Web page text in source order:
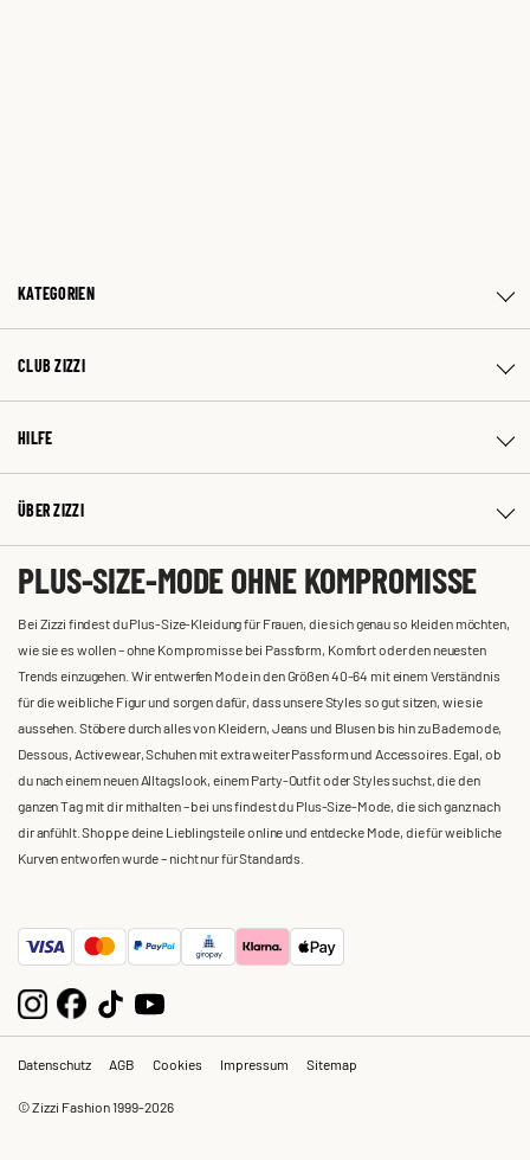
KATEGORIEN
CLUB ZIZZI
HILFE
ÜBER ZIZZI
PLUS-SIZE-MODE OHNE KOMPROMISSE
Bei Zizzi findest du Plus-Size-Kleidung für Frauen, die sich genau so kleiden möchten,
wie sie es wollen – ohne Kompromisse bei Passform, Komfort oder den neuesten
Trends einzugehen. Wir entwerfen Mode in den Größen 40-64 mit einem Verständnis
für die weibliche Figur und sorgen dafür, dass unsere Styles so gut sitzen, wie sie
aussehen. Stöbere durch alles von Kleidern, Jeans und Blusen bis hin zu Bademode,
Dessous, Activewear, Schuhen mit extra weiter Passform und Accessoires. Egal, ob
du nach einem neuen Alltagslook, einem Party-Outfit oder Styles suchst, die den
ganzen Tag mit dir mithalten – bei uns findest du Plus-Size-Mode, die sich ganz nach
dir anfühlt. Shoppe deine Lieblingsteile online und entdecke Mode, die für weibliche
Kurven entworfen wurde – nicht nur für Standards.
Datenschutz AGB Cookies Impressum Sitemap
© Zizzi Fashion 1999-2026